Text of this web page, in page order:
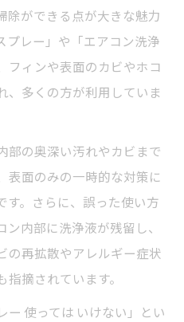
除ができる点が大きな魅力
プレー」や「エアコン洗浄
フィンや表面のカビやホコ
、多くの方が利用していま
部の奥深い汚れやカビまで
表面のみの一時的な対策に
す。さらに、誤った使い方
内部に洗浄液が残留し、
の再拡散やアレルギー症状
摘されています。
ー 使っては いけない」とい